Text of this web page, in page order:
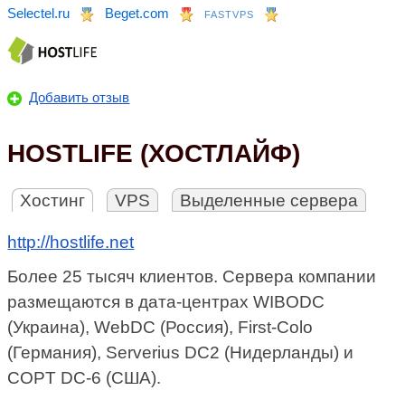
Selectel.ru
Beget.com FASTVPS
Добавить отзыв
HOSTLIFE (ХОСТЛАЙФ)
Хостинг VPS Выделенные сервера
http://hostlife.net
Более 25 тысяч клиентов. Сервера компании
размещаются в дата-центрах WIBODC
(Украина), WebDC (Россия), First-Colo
(Германия), Serverius DC2 (Нидерланды) и
COPT DC-6 (США).